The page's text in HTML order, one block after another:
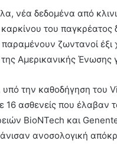
νέα δεδομένα από
του παγκρέατος
παραμένουν ζωντανοί
της Αμερικανικής
υπό την καθοδήγηση του
16 ασθενείς που έλαβαν
BioNTech και
ανοσολογική